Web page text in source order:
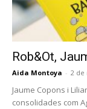
Rob&Ot,
Aida Montoya - 2 de
Jaume Copons i
consolidades com